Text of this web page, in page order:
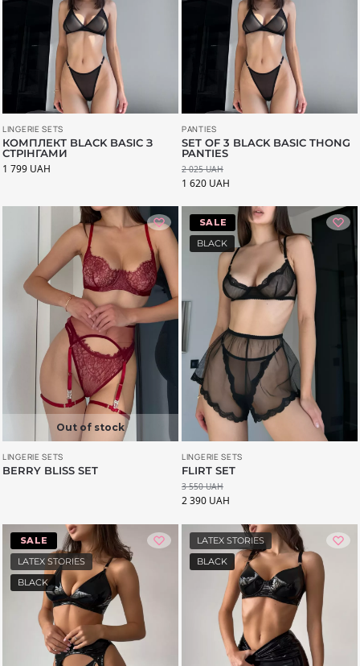
LINGERIE SETS
КОМПЛЕКТ BLACK BASIC З
СТРІНГАМИ
1 799 UAH
PANTIES
SET OF 3 BLACK BASIC THONG
PANTIES
2 025UAH
1 620 UAH
Out of stock
LINGERIE SETS
BERRY BLISS SET
-33%
BLACK
LINGERIE SETS
FLIRT SET
3 550UAH
2 390 UAH
-20%
LATEX STORIES
BLACK
LATEX STORIES
BLACK